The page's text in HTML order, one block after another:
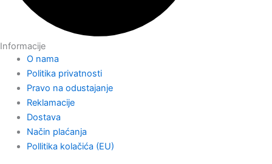
Informacije
O nama
Politika privatnosti
Pravo na odustajanje
Reklamacije
Dostava
Način plaćanja
Pollitika kolačića (EU)